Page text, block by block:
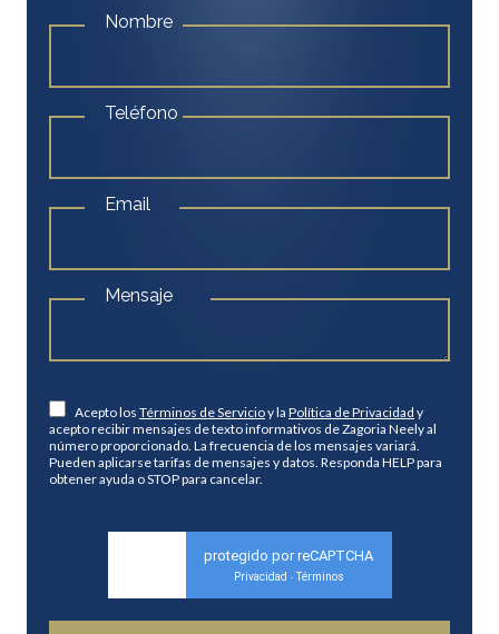
Nombre
Teléfono
Email
Mensaje
Acepto los Términos de Servicioy la Política de Privacidad y
acepto recibir mensajes de texto informativos de Zagoria Neely al
número proporcionado. La frecuencia de los mensajes variará.
Pueden aplicarse tarifas de mensajes y datos. Responda HELP para
obtener ayuda o STOP para cancelar.
protegido por reCAPTCHA
Privacidad - Términos